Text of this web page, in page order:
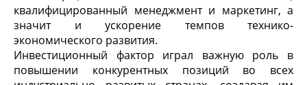
квалифицированный менеджмент и маркетинг, а
значит и ускорение темпов технико-
экономического развития.
Инвестиционный фактор играл важную роль в
повышении конкурентных позиций во всех